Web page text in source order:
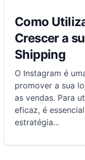
Como
Crescer a
Shipping
O Instagram é
promover a sua
as vendas. Para
eficaz, é
estratégia...